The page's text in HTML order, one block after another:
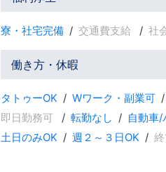
寮・社宅完備 交通費支給 社
働き方・休暇
タトゥーOK Wワーク・副業可
即日勤務可
転勤なし 自動車/
土日のみOK
週２～３日OK